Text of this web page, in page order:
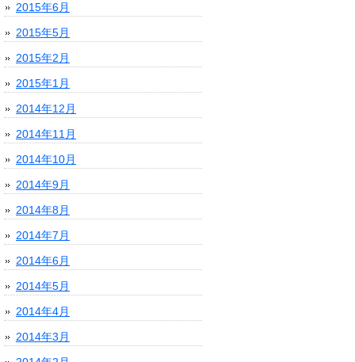
2015年6月
2015年5月
2015年2月
2015年1月
2014年12月
2014年11月
2014年10月
2014年9月
2014年8月
2014年7月
2014年6月
2014年5月
2014年4月
2014年3月